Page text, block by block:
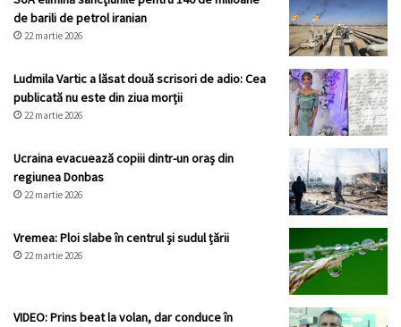
de barili de petrol iranian
22 martie 2026
Ludmila Vartic a lăsat două scrisori de adio: Cea
publicată nu este din ziua morții
22 martie 2026
Ucraina evacuează copiii dintr-un oraș din
regiunea Donbas
22 martie 2026
Vremea: Ploi slabe în centrul și sudul țării
22 martie 2026
VIDEO: Prins beat la volan, dar conduce în